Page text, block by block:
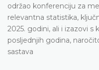
održao konferenciju za
relevantna statistika,
2025. godini, ali i izazovi s
posljednjih godina,
sastava